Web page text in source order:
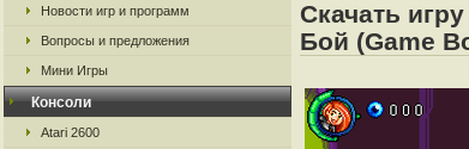
Новости игр и программ
Вопросы и предложения
Мини Игры
Консоли
Atari 2600
Скачать
Бой (Game